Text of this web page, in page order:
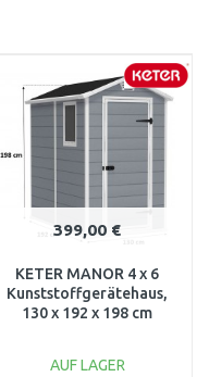
399,00 €
KETER MANOR 4 x 6
Kunststoffgerätehaus,
130 x 192 x 198 cm
AUF LAGER